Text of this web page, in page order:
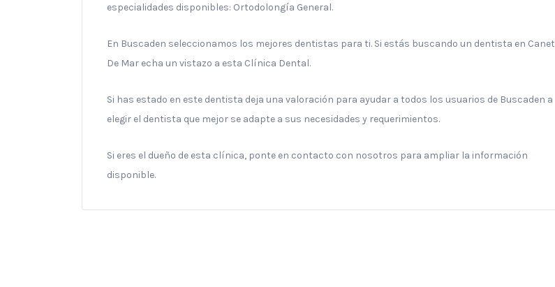
especialidades disponibles: Ortodolongía General.
En Buscaden seleccionamos los mejores dentistas para ti. Si estás buscando un dentista en Canet
De Mar echa un vistazo a esta Clínica Dental.
Si has estado en este dentista deja una valoración para ayudar a todos los usuarios de Buscaden a
elegir el dentista que mejor se adapte a sus necesidades y requerimientos.
Si eres el dueño de esta clínica, ponte en contacto con nosotros para ampliar la información
disponible.